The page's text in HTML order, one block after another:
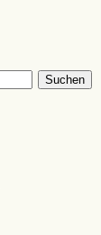
Suchen